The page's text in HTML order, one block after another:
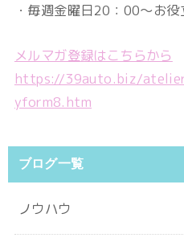
・毎週金曜日20：00～お
メルマガ登録はこちらから
https://39auto.biz/
yform8.htm
ブログ一覧
ノウハウ